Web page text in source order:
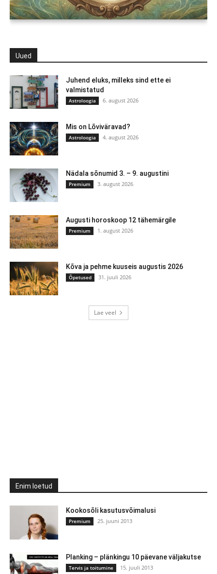
Uued
Juhend eluks, milleks sind ette ei
valmistatud
Astroloogia 6. august 2026
Mis on Lõviväravad?
Astroloogia 4. august 2026
Nädala sõnumid 3. – 9. augustini
Premium 3. august 2026
Augusti horoskoop 12 tähemärgile
Premium 1. august 2026
Kõva ja pehme kuuseis augustis 2026
Õpetused 31. juuli 2026
Lae veel
Enim loetud
Kookosõli kasutusvõimalusi
Premium 25. juuni 2013
Planking – plänkingu 10 päevane väljakutse
Tervis ja toitumine 15. juuli 2013